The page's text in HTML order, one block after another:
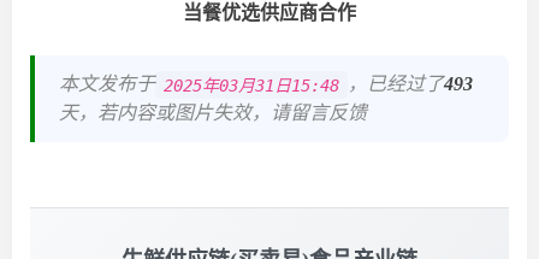
当餐优选供应商合作
本文发布于 2025年03月31日15:48 ，已经过了493
天，若内容或图片失效，请留言反馈